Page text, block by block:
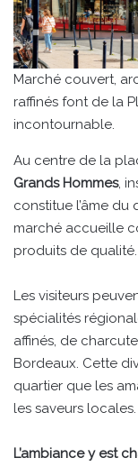
Marché couvert,
raffinés font de la
incontournable.
Au centre de la
Grands Hommes,
constitue l’âme du
marché accueille
produits de qualité.
Les visiteurs
spécialités
affinés, de
Bordeaux. Cette
quartier que les
les saveurs locales.
L’ambiance y est